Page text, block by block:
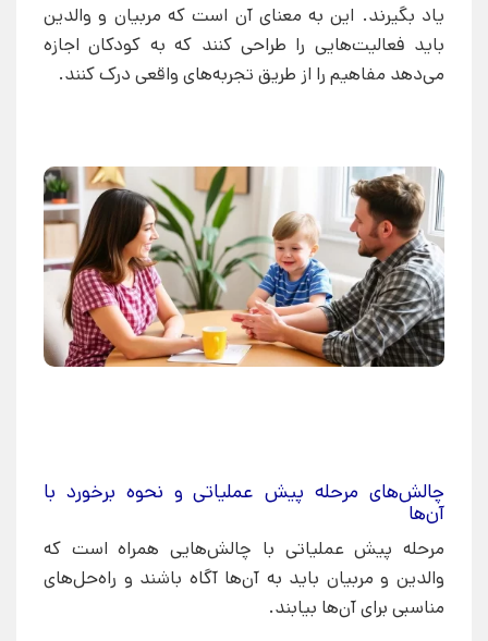
یاد بگیرند. این به معنای آن است که مربیان و والدین
باید فعالیت‌هایی را طراحی کنند که به کودکان اجازه
می‌دهد مفاهیم را از طریق تجربه‌های واقعی درک کنند.
چالش‌های مرحله پیش عملیاتی و نحوه برخورد با
آن‌ها
مرحله پیش عملیاتی با چالش‌هایی همراه است که
والدین و مربیان باید به آن‌ها آگاه باشند و راه‌حل‌های
مناسبی برای آن‌ها بیابند.